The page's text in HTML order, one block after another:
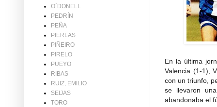
En la última
Valencia (1-1),
con un triunfo,
se llevaron
abandonaba el
O´DONELL
PEDRÍN
PEÑA
PIERLAS
PIÑEIRO
PIRELO
PUEYO
RIBAS
RUIZ, EMILIO
SEIJAS
TORO